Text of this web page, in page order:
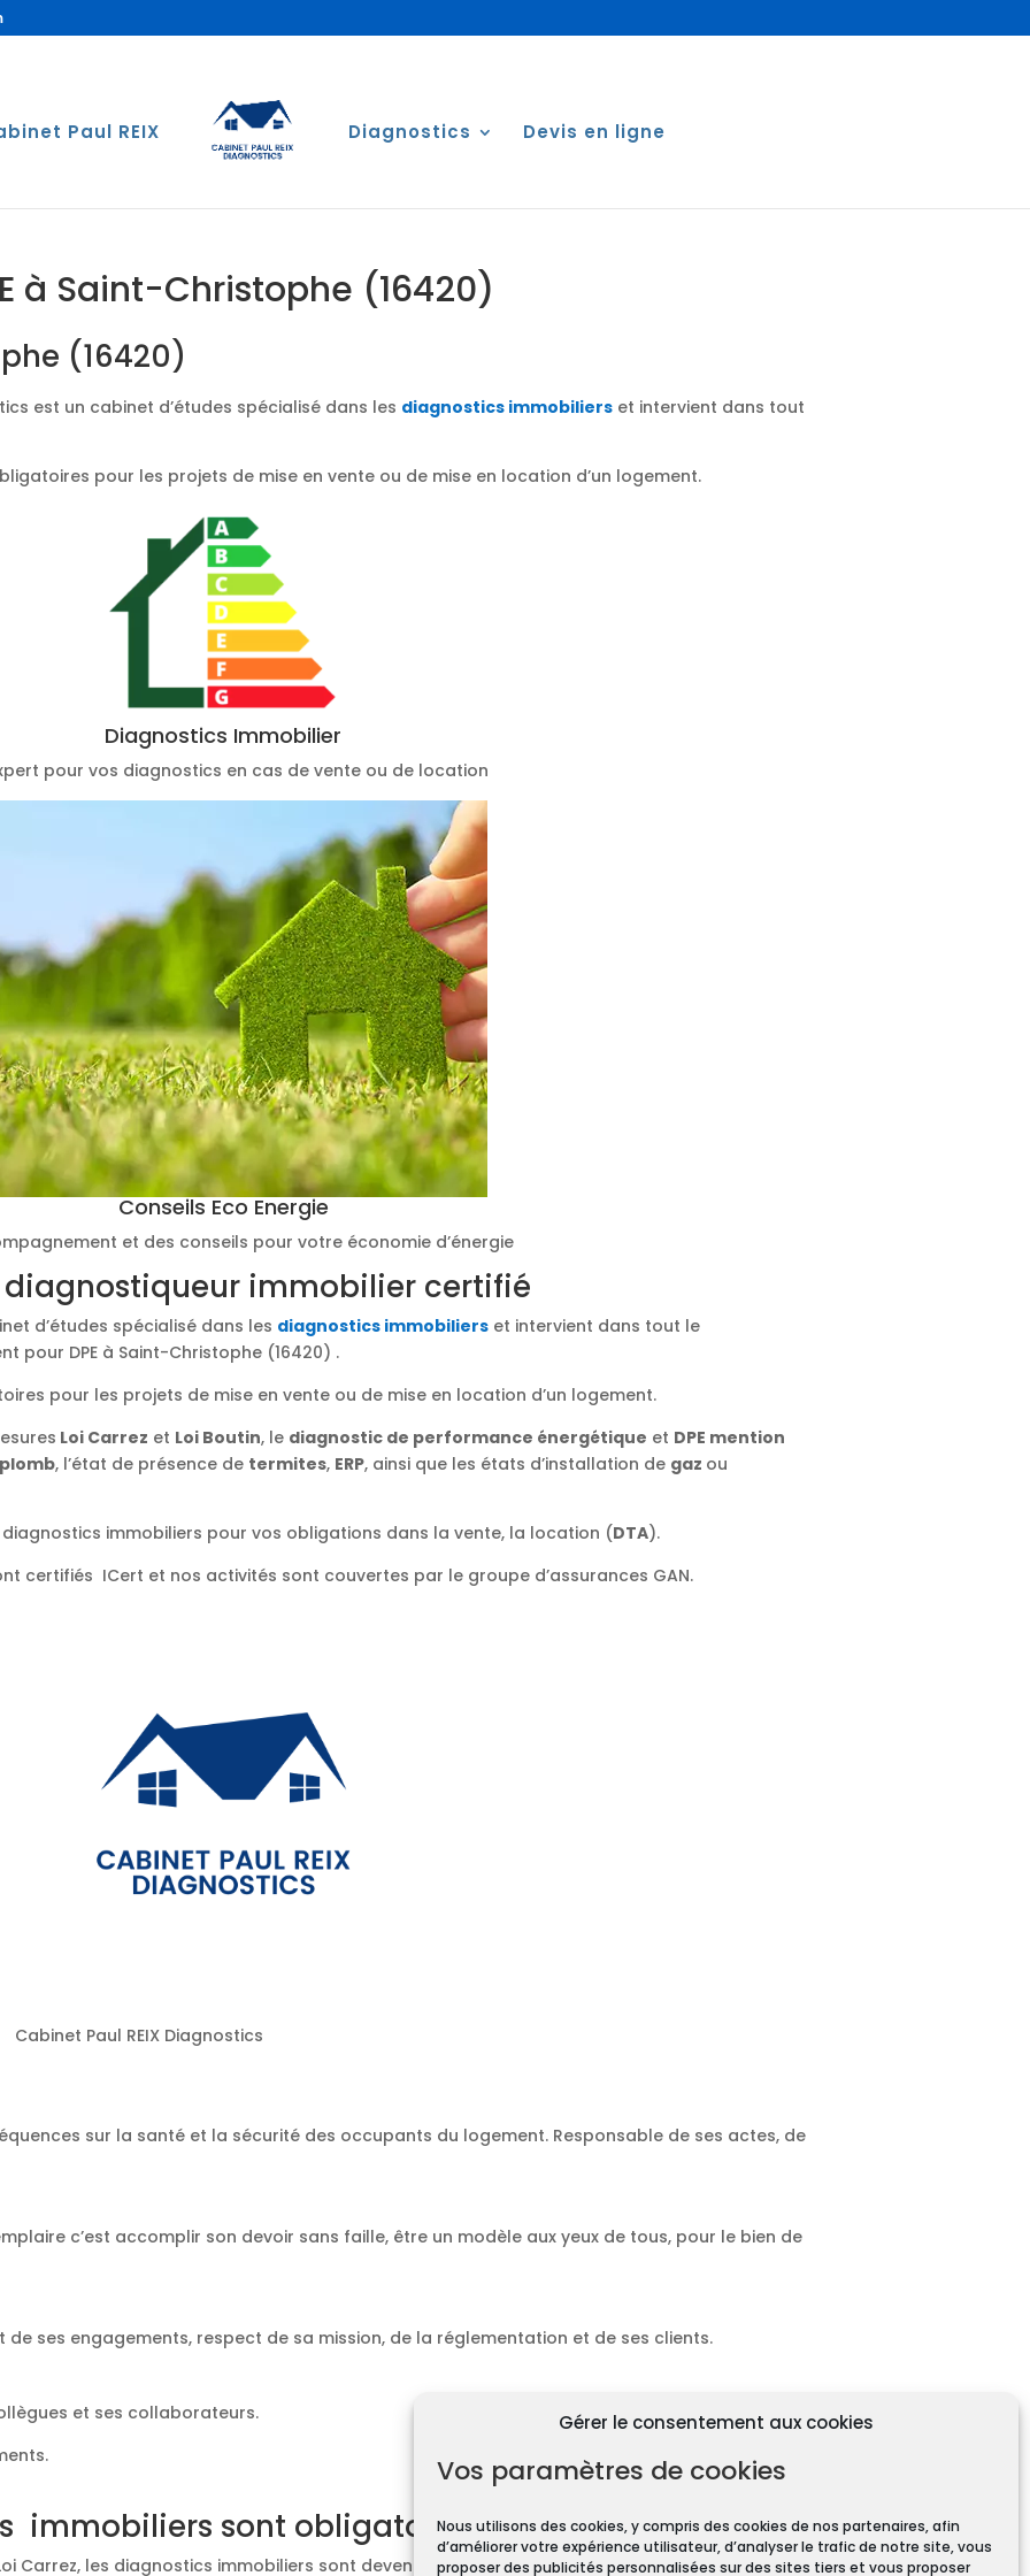
Gérer le consentement aux cookies
Vos paramètres de cookies
Nous utilisons des cookies, y compris des cookies de nos partenaires, afin
d’améliorer votre expérience utilisateur, d’analyser le trafic de notre site, vous
proposer des publicités personnalisées sur des sites tiers et vous proposer
Paul REIX Diagnostics Devis en ligne
à Saint-Christophe (16420)
(16420)
est un cabinet d’études spécialisé dans les diagnostics immobiliers et intervient dans tout
pour les projets de mise en vente ou de mise en location d’un logement.
Diagnostics Immobilier
pour vos diagnostics en cas de vente ou de location
Conseils Eco Energie
et des conseils pour votre économie d’énergie
diagnostiqueur immobilier certifié
d’études spécialisé dans les diagnostics immobiliers et intervient dans tout le
pour DPE à Saint-Christophe (16420) .
pour les projets de mise en vente ou de mise en location d’un logement.
Loi Carrez et Loi Boutin, le diagnostic de performance énergétique et DPE mention
plomb, l’état de présence de termites, ERP, ainsi que les états d’installation de gaz ou
immobiliers pour vos obligations dans la vente, la location (DTA).
certifiés ICert et nos activités sont couvertes par le groupe d’assurances GAN.
Cabinet Paul REIX Diagnostics
sur la santé et la sécurité des occupants du logement. Responsable de ses actes, de
c’est accomplir son devoir sans faille, être un modèle aux yeux de tous, pour le bien de
ses engagements, respect de sa mission, de la réglementation et de ses clients.
et ses collaborateurs.
immobiliers sont obligatoires ?
Carrez, les diagnostics immobiliers sont devenus obligatoires pour toute transaction